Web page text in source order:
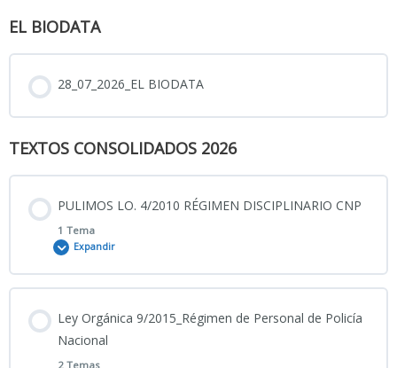
EL BIODATA
28_07_2026_EL BIODATA
TEXTOS CONSOLIDADOS 2026
PULIMOS LO. 4/2010 RÉGIMEN DISCIPLINARIO CNP
1 Tema
Expandir
0% COMPLETADO
Ley Orgánica 9/2015_Régimen de Personal de Policía
Nacional
2 Temas